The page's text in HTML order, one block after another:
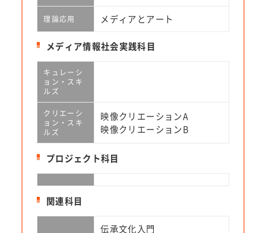
理論応用 メディアとアート
メディア情報社会実践科目
キュレーシ
ョン・スキ
ルズ
クリエーシ
ョン・スキ
ルズ
映像クリエーションA
映像クリエーションB
プロジェクト科目
関連科目
伝承文化入門